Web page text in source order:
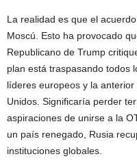
La realidad es que el
Moscú. Esto ha provocado
Republicano de Trump
plan está traspasando todos
líderes europeos y la
Unidos. Significaría perder
aspiraciones de unirse a la
un país renegado, Rusia
instituciones globales.